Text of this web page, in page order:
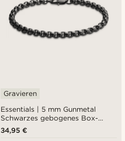
Essentials | 5 mm Gunmetal
Schwarzes gebogenes Box-
Kettenarmband
Gravieren
34,95 €